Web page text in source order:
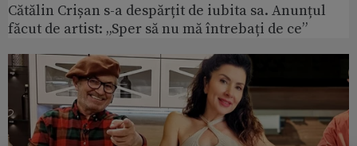
Cătălin Crișan s-a despărțit de iubita sa. Anunțul
făcut de artist: „Sper să nu mă întrebați de ce”